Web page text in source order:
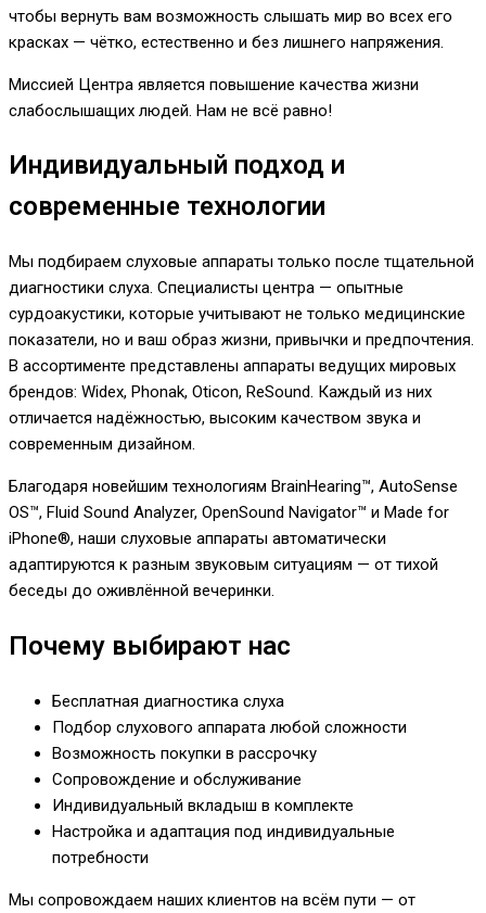
чтобы вернуть вам возможность слышать мир во всех его
красках — чётко, естественно и без лишнего напряжения.
Миссией Центра является повышение качества жизни
слабослышащих людей. Нам не всё равно!
Индивидуальный подход и
современные технологии
Мы подбираем слуховые аппараты только после тщательной
диагностики слуха. Специалисты центра — опытные
сурдоакустики, которые учитывают не только медицинские
показатели, но и ваш образ жизни, привычки и предпочтения.
В ассортименте представлены аппараты ведущих мировых
брендов: Widex, Phonak, Oticon, ReSound. Каждый из них
отличается надёжностью, высоким качеством звука и
современным дизайном.
Благодаря новейшим технологиям BrainHearing™, AutoSense
OS™, Fluid Sound Analyzer, OpenSound Navigator™ и Made for
iPhone®, наши слуховые аппараты автоматически
адаптируются к разным звуковым ситуациям — от тихой
беседы до оживлённой вечеринки.
Почему выбирают нас
Бесплатная диагностика слуха
Подбор слухового аппарата любой сложности
Возможность покупки в рассрочку
Сопровождение и обслуживание
Индивидуальный вкладыш в комплекте
Настройка и адаптация под индивидуальные
потребности
Мы сопровождаем наших клиентов на всём пути — от